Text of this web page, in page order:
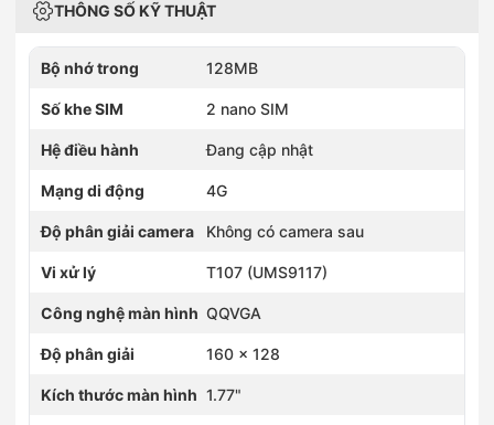
0936231213
52 Hàng Đậu, Phường Hoàn Kiếm, Hà Nội
0981931110
0985981110
0934620123
0886863938
0375966196
0836886258
258 Ngô Gia Tự, Phường Việt Hưng, Hà Nội
0968590259
259 đường Lạc Long Quân, Phường Nghĩa Đô, Hà Nội
THÔNG SỐ KỸ THUẬT
Bộ nhớ trong 128MB
Số khe SIM 2 nano SIM
Hệ điều hành Đang cập nhật
Mạng di động 4G
Độ phân giải camera Không có camera sau
Vi xử lý T107 (UMS9117)
Công nghệ màn hình QQVGA
Độ phân giải 160 x 128
Kích thước màn hình 1.77"